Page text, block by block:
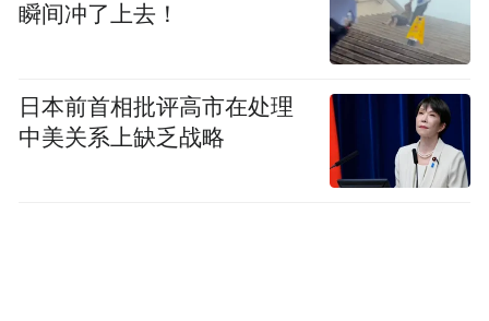
瞬间冲了上去！
日本前首相批评高市在处理
中美关系上缺乏战略